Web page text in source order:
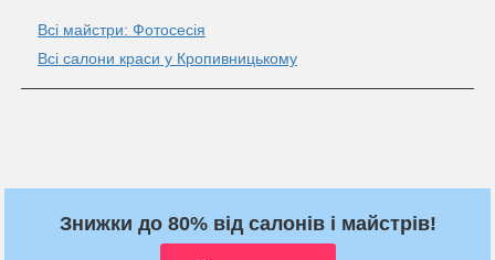
Всі майстри: Фотосесія
Всі салони краси у Кропивницькому
Знижки до 80% від салонів і майстрів!